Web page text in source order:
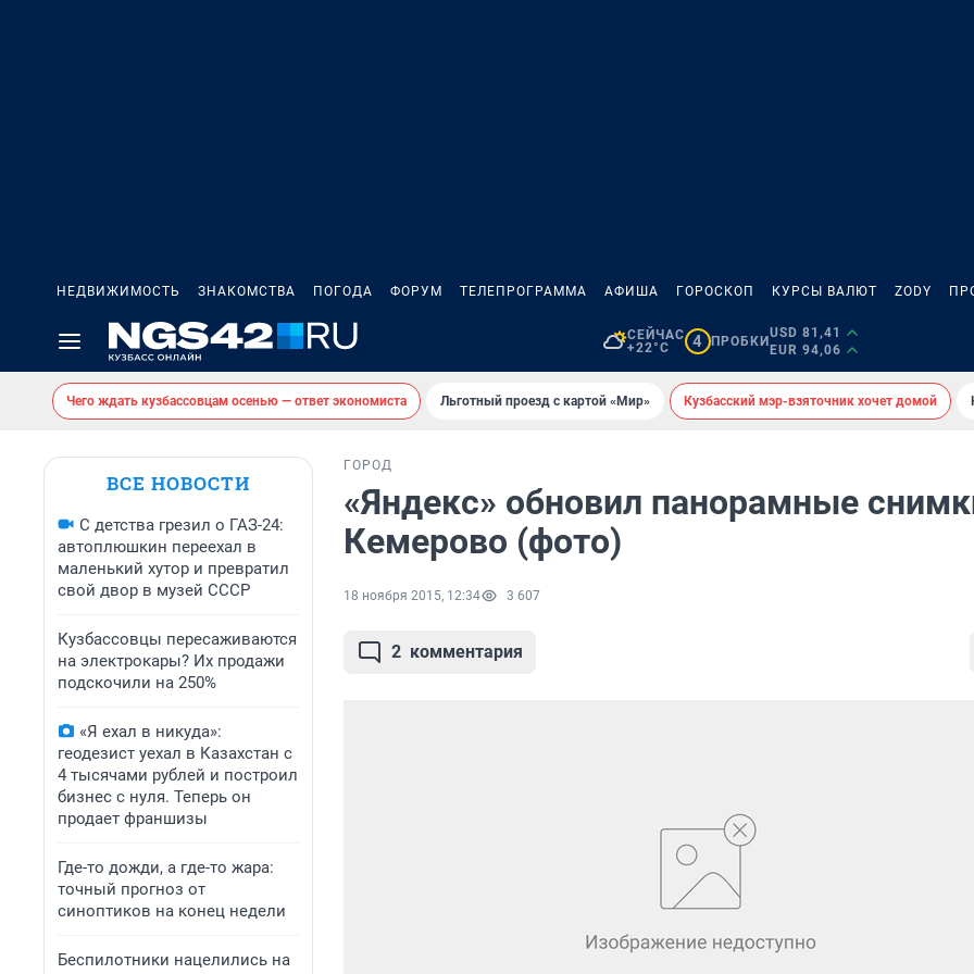
НЕДВИЖИМОСТЬ ЗНАКОМСТВА ПОГОДА ФОРУМ ТЕЛЕПРОГРАММА АФИША ГОРОСКОП КУРСЫ ВАЛЮТ ZODY
СЕЙЧАС
+22°C
4 ПРОБКИ
USD 81,41
EUR 94,06
Чего ждать кузбассовцам осенью — ответ экономиста Льготный проезд с картой «Мир» Кузбасский мэр-взяточник хочет домой
ВСЕ НОВОСТИ
С детства грезил о ГАЗ-24:
автоплюшкин переехал в
маленький хутор и превратил
свой двор в музей СССР
Кузбассовцы пересаживаются
на электрокары? Их продажи
подскочили на 250%
«Я ехал в никуда»:
геодезист уехал в Казахстан с
4 тысячами рублей и построил
бизнес с нуля. Теперь он
продает франшизы
Где-то дожди, а где-то жара:
точный прогноз от
синоптиков на конец недели
Беспилотники нацелились на
ГОРОД
«Яндекс» обновил панорамные
Кемерово (фото)
18 ноября 2015, 12:34 3 607
2 комментария